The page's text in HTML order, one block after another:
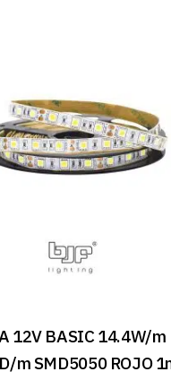
12V BASIC 14.4W/m
m SMD5050 ROJO